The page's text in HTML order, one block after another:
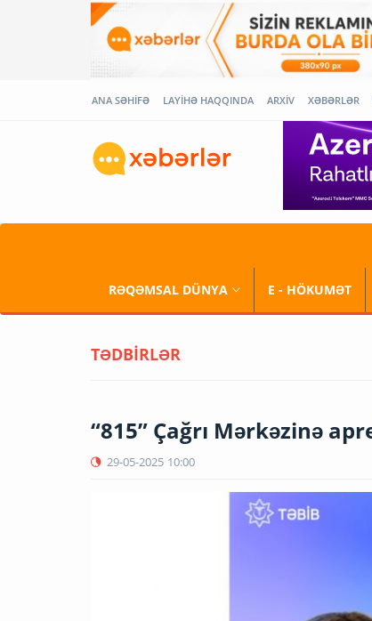
ANA SƏHİFƏ LAYİHƏ HAQQINDA ARXİV XƏBƏRLƏR
RƏQƏMSAL DÜNYA E - HÖKUMƏT
TƏDBİRLƏR
“815” Çağrı Mərkəzinə
29-05-2025 10:00